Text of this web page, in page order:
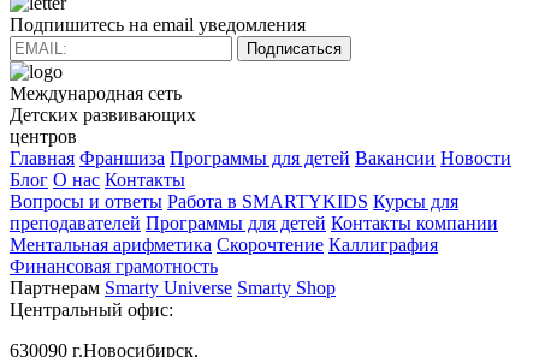
Подпишитесь на email уведомления
Подписаться
Международная сеть
Детских развивающих
центров
Главная Франшиза Программы для детей Вакансии Новости
Блог О нас Контакты
Вопросы и ответы Работа в SMARTYKIDS Курсы для
преподавателей Программы для детей Контакты компании
Ментальная арифметика Скорочтение Каллиграфия
Финансовая грамотность
Партнерам Smarty Universe Smarty Shop
Центральный офис:
630090 г.Новосибирск,